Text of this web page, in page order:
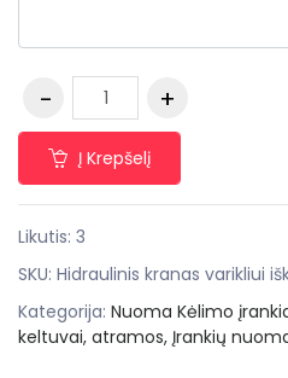
Į Krepšelį
Likutis: 3
SKU: Hidraulinis kranas varikliui
Kategorija: Nuoma Kėlimo
keltuvai, atramos, Įrankių